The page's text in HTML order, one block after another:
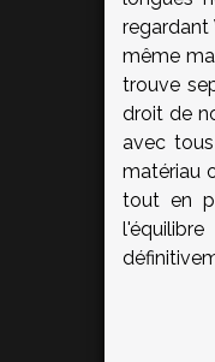
regardant
même
trouve
droit de
avec
matériau
tout en